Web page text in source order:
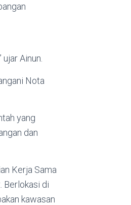
Ainun.
Nota
yang
dan
Kerja Sama
Berlokasi di
kawasan